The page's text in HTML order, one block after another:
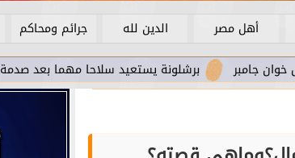
أهل مصر الدين لله جرائم ومحاكم
برشلونة يستعيد سلاحا مهما بعد صدمة كأس العالم